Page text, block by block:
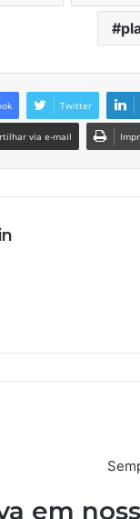
Twitter
via e-mail
em